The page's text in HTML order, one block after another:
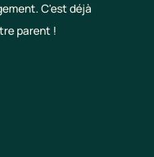
C'est déjà
parent !